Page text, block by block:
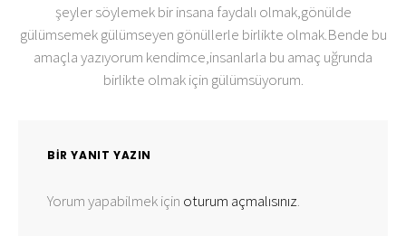
şeyler söylemek bir insana faydalı olmak,gönülde
gülümsemek gülümseyen gönüllerle birlikte olmak.Bende bu
amaçla yazıyorum kendimce,insanlarla bu amaç uğrunda
birlikte olmak için gülümsüyorum.
BIR YANIT YAZIN
Yorum yapabilmek için oturum açmalısınız.